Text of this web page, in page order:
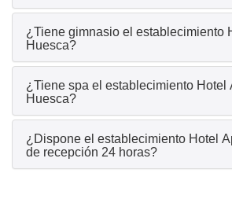
¿Tiene gimnasio el establecimiento
Huesca?
¿Tiene spa el establecimiento Hotel
Huesca?
¿Dispone el establecimiento Hotel
de recepción 24 horas?